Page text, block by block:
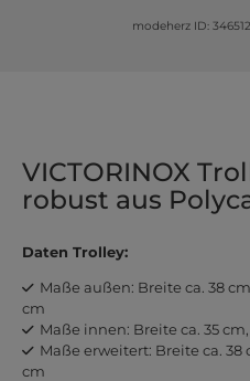
modeherz ID: 346512
VICTORINOX
robust aus
Daten Trolley:
Maße außen: Breite ca. 38
cm
Maße innen: Breite ca. 35
Maße erweitert: Breite ca. 38
cm